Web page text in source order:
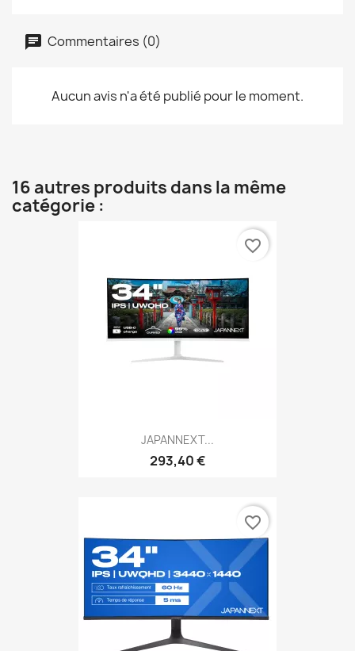
Commentaires (0)
Aucun avis n'a été publié pour le moment.
16 autres produits dans la même
catégorie :
JAPANNEXT...
293,40 €
favorite_border
favorite_border